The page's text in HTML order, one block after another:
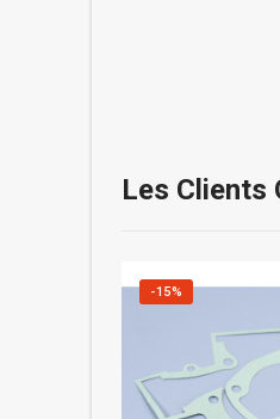
Les Clients
-15%